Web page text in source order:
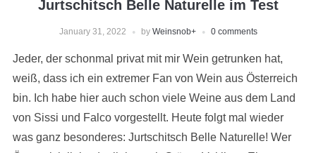
Jurtschitsch Belle Naturelle im Test
January 31, 2022 by Weinsnob+ 0 comments
Jeder, der schonmal privat mit mir Wein getrunken hat,
weiß, dass ich ein extremer Fan von Wein aus Österreich
bin. Ich habe hier auch schon viele Weine aus dem Land
von Sissi und Falco vorgestellt. Heute folgt mal wieder
was ganz besonderes: Jurtschitsch Belle Naturelle! Wer